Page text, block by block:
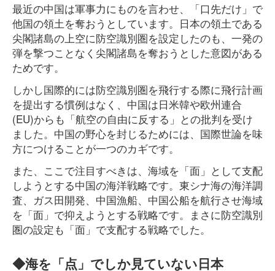
最近の中国は軍事力にものを言わせ、「口先だけ」で
他国の領土を奪おうとしています。日本の領土である
尖閣諸島の上空に防空識別圏を設定したのも、一発の
弾を撃つことなく尖閣諸島を奪おうとした意図がある
ためです。
しかし国際的には防空識別圏を飛行する際に飛行計画
を提出する慣例はなく、中国は日米韓や欧州連合
(EU)からも「航空の自由に反する」との批判を受け
ました。中国の野心を封じるためには、国際世論を味
方につけることが一つのカギです。
また、ここで注目すべきは、海域を「面」として支配
しようとする中国の海洋戦略です。東シナ海の海洋調
査、ガス田開発、中国漁船、中国公船を航行させ海域
を「面」で抑えようとする戦略です。まさに防空識別
圏の設定も「面」で支配する戦略でした。
◆海を「点」でしか見ていない日本